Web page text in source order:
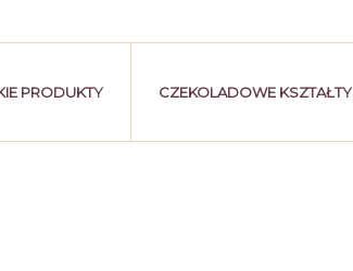
PRODUKTY CZEKOLADOWE KSZTAŁTY